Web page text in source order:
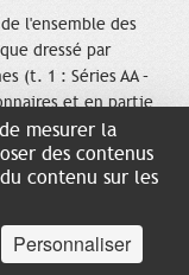
l'ensemble des
dressé par
(t. 1 : Séries AA –
et en partie
des
partie.
mesurer la
des contenus
contenu sur les
Personnaliser